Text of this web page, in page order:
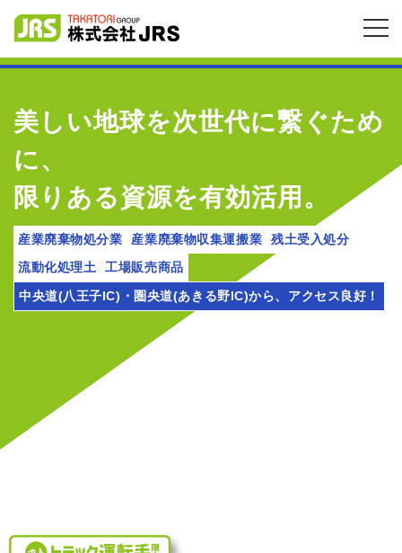
美しい地球を次世代に繋ぐため
に、
限りある資源を有効活用。
産業廃棄物処分業 産業廃棄物収集運搬業
残土受入処分
流動化処理土
工場販売商品
中央道(八王子IC)・圏央道(あきる野IC)から、アクセス良好！